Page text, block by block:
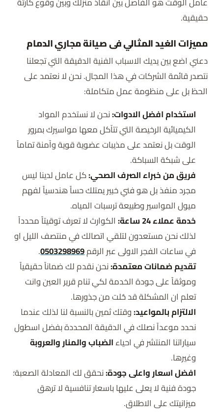
نا
ط
ق
ال
خ
د
ة
حي طيبة، حي بدر، حي الضباب، حي المنار، حي
العروبة، حي الفردوس، حي النور، حي الخالدية،
حي العزيزية، حي المزروعية، وباقي الاحياء)
س
اع
ت
ال
ع
م
ل
خدمة عملاء 24 ساعة طوال ايام الاسبوع
لخدمتكم
حقيقية.
مميزات الغيد المثالي فى صيانة مجاري الدمام
دعني اضع بين يديك الاسباب الفنية الدقيقة التي تجعلنا
نتصدر قائمة الشركات في هذا المجال. نحن لا نعتمد على
الحظ بل على منظومة عمل متكاملة:
استخدام افضل الادوات:نحن لا نستخدم المواد
الكيميائية الرخيصة التي تتآكل معها مواسيرك بمرور
الوقت بل نعتمد على مذيبات عضوية قوية وآمنة تماماً
على شبكة السباكة.
فريق من خبراء الصرف الصحي:كل عامل لدينا ليس
مجرد منفذ بل هو فني خبير يمتلك حساً هندسياً لفهم
ميول المواسير وطبيعة ترسبات المياه.
خدمة عملاء 24 ساعة:
الكوارث لا تعرف توقيتاً محدداً
لذلك نحن مستعدون لتلقي اتصالك في منتصف الليل او
في ساعات الفجر الاولى عبر الرقم0503298969
.
تقديم ضمانات معتمدة:نحن نقدم لك ضماناً حقيقياً
وموثقاً على جودة الخدمة لكي تنام قرير العين وانت
تعلم ان المشكلة قد حُلت من جذورها.
الالتزام بالمواعيد:وقتك ثمين بالنسبة لنا لذلك عندما
نحدد موعداً نصلك في الدقيقة المحددة بفضل اسطول
سياراتنا المنتشر في احياءالضباب والمنار والعروبة
وغيرها.
افضل اسعار واعلى جودة:نحقق لك المعادلة الصعبة؛
جودة فنية لا يعلى عليها باسعار تنافسية لا ترهق
ميزانيتك على الاطلاق.